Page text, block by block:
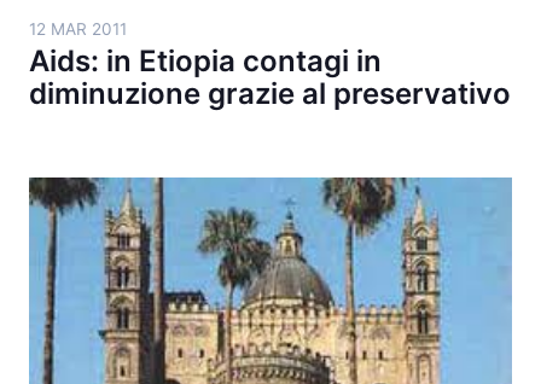
12 MAR 2011
Aids: in Etiopia contagi in
diminuzione grazie al preservativo